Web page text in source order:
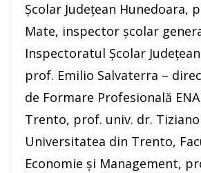
Școlar Județean Hunedoara,
Mate, inspector școlar
Inspectoratul Școlar
prof. Emilio Salvaterra –
de Formare Profesională
Trento, prof. univ. dr.
Universitatea din Trento,
Economie și Management,